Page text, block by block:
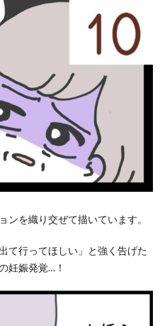
ンを織り交ぜて描いています。
て行ってほしい」と強く告げた
妊娠発覚…！